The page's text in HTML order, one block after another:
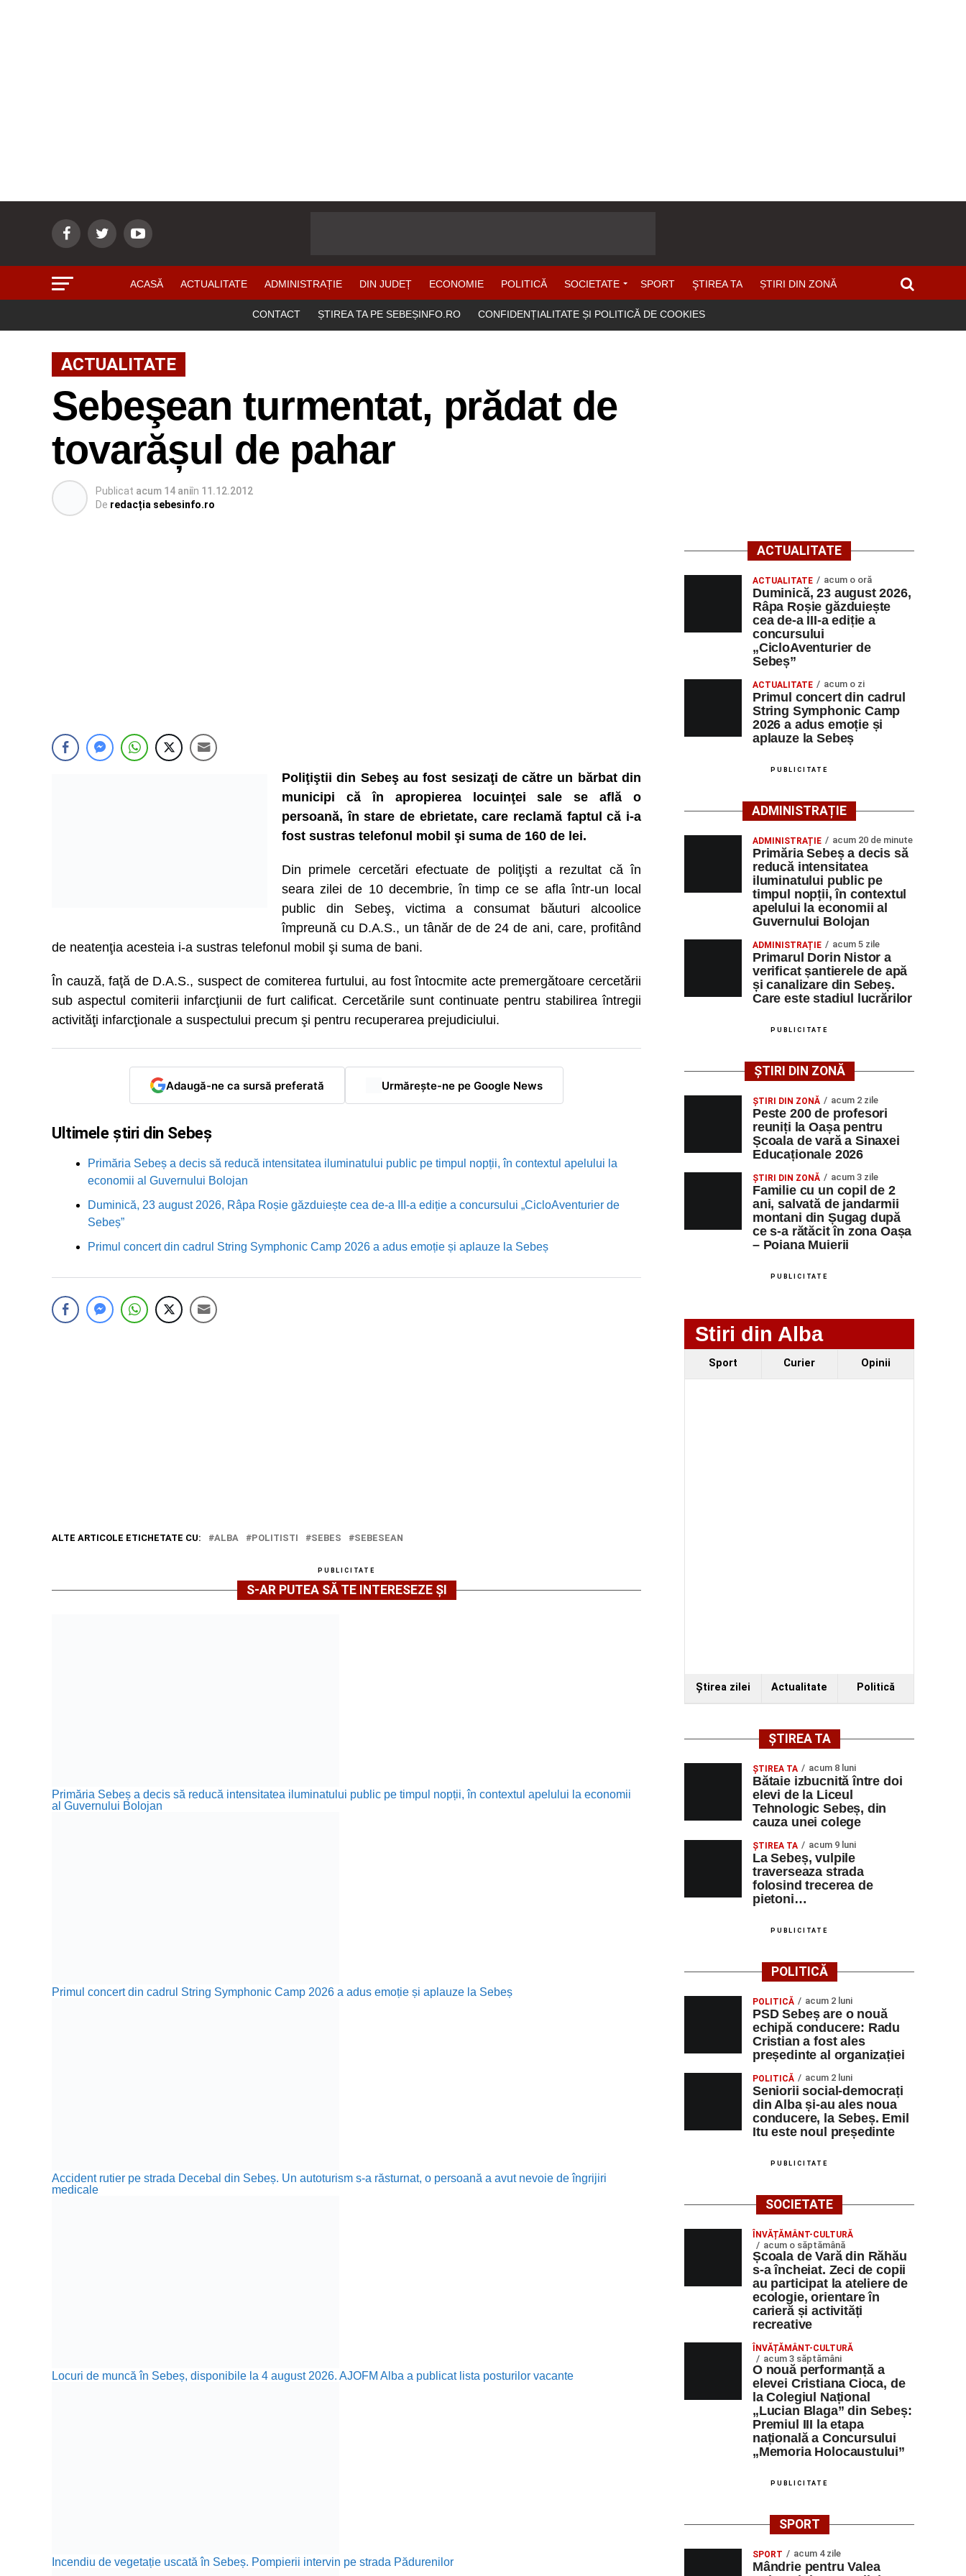
ACASĂ ACTUALITATE ADMINISTRAȚIE DIN JUDEȚ ECONOMIE POLITICĂ SOCIETATE SPORT ŞTIREA TA ȘTIRI DIN ZONĂ
CONTACT ȘTIREA TA PE SEBEȘINFO.RO CONFIDENȚIALITATE ȘI POLITICĂ DE COOKIES
ACTUALITATE
Sebeşean turmentat, prădat de
tovarășul de pahar
Publicat acum 14 aniîn 11.12.2012
De redacția sebesinfo.ro
Poliţiştii din Sebeş au fost sesizaţi de către un bărbat din
municipi că în apropierea locuinţei sale se află o
persoană, în stare de ebrietate, care reclamă faptul că i-a
fost sustras telefonul mobil şi suma de 160 de lei.
Din primele cercetări efectuate de poliţişti a rezultat că în
seara zilei de 10 decembrie, în timp ce se afla într-un local
public din Sebeş, victima a consumat băuturi alcoolice
împreună cu D.A.S., un tânăr de de 24 de ani, care, profitând
de neatenţia acesteia i-a sustras telefonul mobil şi suma de bani.
În cauză, faţă de D.A.S., suspect de comiterea furtului, au fost întocmite acte premergătoare cercetării
sub aspectul comiterii infarcţiunii de furt calificat. Cercetările sunt continuate pentru stabilirea întregii
activităţi infarcţionale a suspectului precum şi pentru recuperarea prejudiciului.
Adaugă-ne ca sursă preferată Urmărește-ne pe Google News
Ultimele știri din Sebeș
Primăria Sebeș a decis să reducă intensitatea iluminatului public pe timpul nopții, în contextul apelului la
economii al Guvernului Bolojan
Duminică, 23 august 2026, Râpa Roșie găzduiește cea de-a III-a ediție a concursului „CicloAventurier de
Sebeș”
Primul concert din cadrul String Symphonic Camp 2026 a adus emoție și aplauze la Sebeș
ALTE ARTICOLE ETICHETATE CU: ALBA POLITISTI SEBES SEBESEAN
PUBLICITATE
S-AR PUTEA SĂ TE INTERESEZE ȘI
Primăria Sebeș a decis să reducă intensitatea iluminatului public pe timpul nopții, în contextul apelului la economii
al Guvernului Bolojan
Primul concert din cadrul String Symphonic Camp 2026 a adus emoție și aplauze la Sebeș
Accident rutier pe strada Decebal din Sebeș. Un autoturism s-a răsturnat, o persoană a avut nevoie de îngrijiri
medicale
Locuri de muncă în Sebeș, disponibile la 4 august 2026. AJOFM Alba a publicat lista posturilor vacante
Incendiu de vegetație uscată în Sebeș. Pompierii intervin pe strada Pădurenilor
ACTUALITATE
ACTUALITATE acum o oră
Duminică, 23 august 2026,
Râpa Roșie găzduiește
cea de-a III-a ediție a
concursului
„CicloAventurier de
Sebeș”
ACTUALITATE acum o zi
Primul concert din cadrul
String Symphonic Camp
2026 a adus emoție și
aplauze la Sebeș
PUBLICITATE
ADMINISTRAȚIE
ADMINISTRAȚIE acum 20 de minute
Primăria Sebeș a decis să
reducă intensitatea
iluminatului public pe
timpul nopții, în contextul
apelului la economii al
Guvernului Bolojan
ADMINISTRAȚIE acum 5 zile
Primarul Dorin Nistor a
verificat șantierele de apă
și canalizare din Sebeș.
Care este stadiul lucrărilor
PUBLICITATE
ȘTIRI DIN ZONĂ
ȘTIRI DIN ZONĂ acum 2 zile
Peste 200 de profesori
reuniți la Oașa pentru
Școala de vară a Sinaxei
Educaționale 2026
ȘTIRI DIN ZONĂ acum 3 zile
Familie cu un copil de 2
ani, salvată de jandarmii
montani din Șugag după
ce s-a rătăcit în zona Oașa
– Poiana Muierii
PUBLICITATE
Stiri din Alba
Sport Curier Opinii
Ştirea zilei Actualitate Politică
ȘTIREA TA
ŞTIREA TA acum 8 luni
Bătaie izbucnită între doi
elevi de la Liceul
Tehnologic Sebeș, din
cauza unei colege
ŞTIREA TA acum 9 luni
La Sebeș, vulpile
traverseaza strada
folosind trecerea de
pietoni…
PUBLICITATE
POLITICĂ
POLITICĂ acum 2 luni
PSD Sebeș are o nouă
echipă conducere: Radu
Cristian a fost ales
președinte al organizației
POLITICĂ acum 2 luni
Seniorii social-democrați
din Alba și-au ales noua
conducere, la Sebeș. Emil
Itu este noul președinte
PUBLICITATE
SOCIETATE
ÎNVĂȚĂMÂNT-CULTURĂ
acum o săptămână
Școala de Vară din Răhău
s-a încheiat. Zeci de copii
au participat la ateliere de
ecologie, orientare în
carieră și activități
recreative
ÎNVĂȚĂMÂNT-CULTURĂ
acum 3 săptămâni
O nouă performanță a
elevei Cristiana Cioca, de
la Colegiul Național
„Lucian Blaga” din Sebeș:
Premiul III la etapa
națională a Concursului
„Memoria Holocaustului”
PUBLICITATE
SPORT
SPORT acum 4 zile
Mândrie pentru Valea